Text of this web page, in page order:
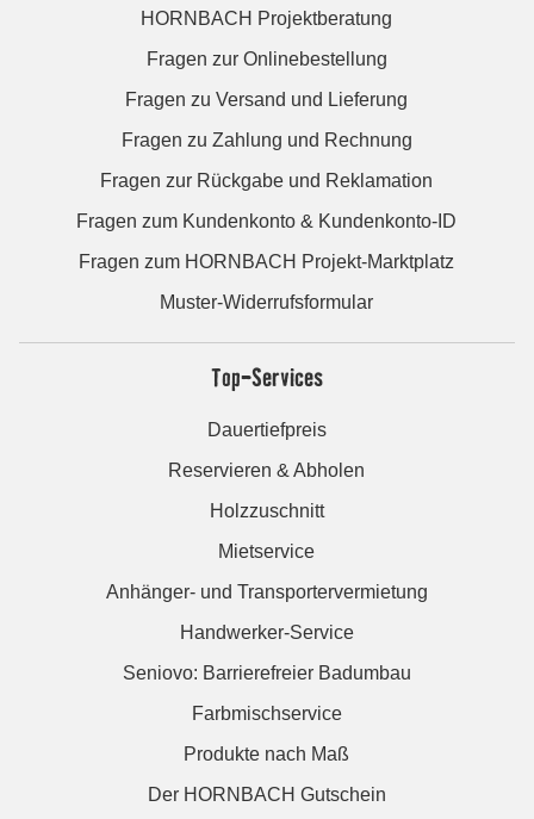
HORNBACH Projektberatung
Fragen zur Onlinebestellung
Fragen zu Versand und Lieferung
Fragen zu Zahlung und Rechnung
Fragen zur Rückgabe und Reklamation
Fragen zum Kundenkonto & Kundenkonto-ID
Fragen zum HORNBACH Projekt-Marktplatz
Muster-Widerrufsformular
Top-Services
Dauertiefpreis
Reservieren & Abholen
Holzzuschnitt
Mietservice
Anhänger- und Transportervermietung
Handwerker-Service
Seniovo: Barrierefreier Badumbau
Farbmischservice
Produkte nach Maß
Der HORNBACH Gutschein